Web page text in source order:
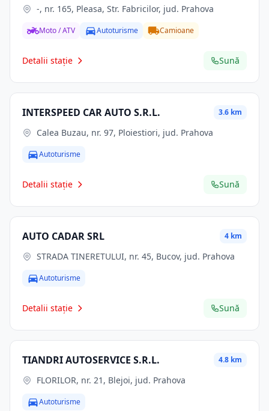
-, nr. 165, Pleasa, Str. Fabricilor, jud. Prahova
Moto / ATV Autoturisme Camioane
Detalii stație Sună
INTERSPEED CAR AUTO S.R.L. 3.6 km
Calea Buzau, nr. 97, Ploiestiori, jud. Prahova
Autoturisme
Detalii stație Sună
AUTO CADAR SRL 4 km
STRADA TINERETULUI, nr. 45, Bucov, jud. Prahova
Autoturisme
Detalii stație Sună
TIANDRI AUTOSERVICE S.R.L. 4.8 km
FLORILOR, nr. 21, Blejoi, jud. Prahova
Autoturisme